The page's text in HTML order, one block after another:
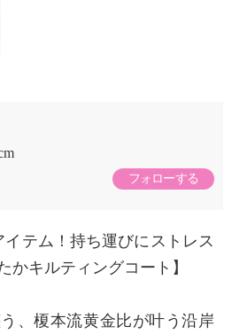
フォローする
イテム！持ち運びにストレス
かキルティングコート】
、榎本流黄金比が叶う沿岸